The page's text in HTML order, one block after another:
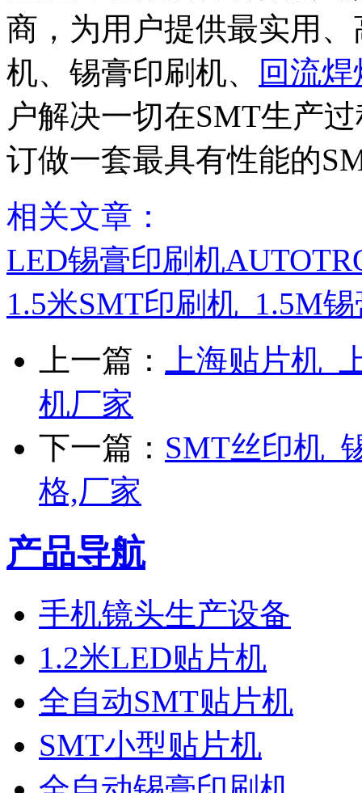
商，为用户提供最实用
机、锡膏印刷机、
回流焊
户解决一切在SMT生产
订做一套最具有性能的
相关文章：
LED锡膏印刷机
1.5米SMT印刷机_1.5M
上一篇：
上海贴片机_
机厂家
下一篇： SMT丝印机_
格,厂家
产品导航
手机镜头生产设备
1.2米LED贴片机
全自动SMT贴片机
SMT小型贴片机